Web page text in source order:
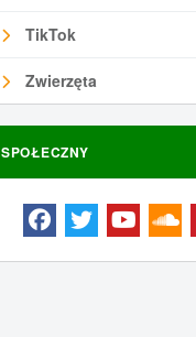
TikTok
Zwierzęta
SPOŁECZNY